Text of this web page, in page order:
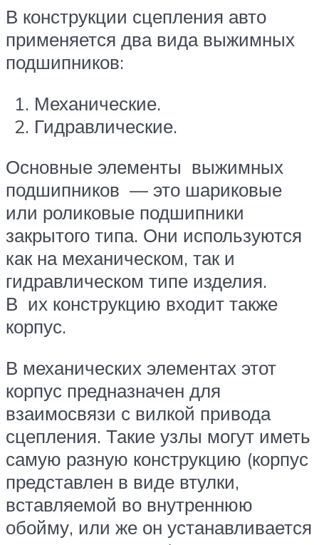
В конструкции сцепления авто
применяется два вида выжимных
подшипников:
Механические.
Гидравлические.
Основные элементы выжимных
подшипников — это шариковые
или роликовые подшипники
закрытого типа. Они используются
как на механическом, так и
гидравлическом типе изделия.
В их конструкцию входит также
корпус.
В механических элементах этот
корпус предназначен для
взаимосвязи с вилкой привода
сцепления. Такие узлы могут иметь
самую разную конструкцию (корпус
представлен в виде втулки,
вставляемой во внутреннюю
обойму, или же он устанавливается